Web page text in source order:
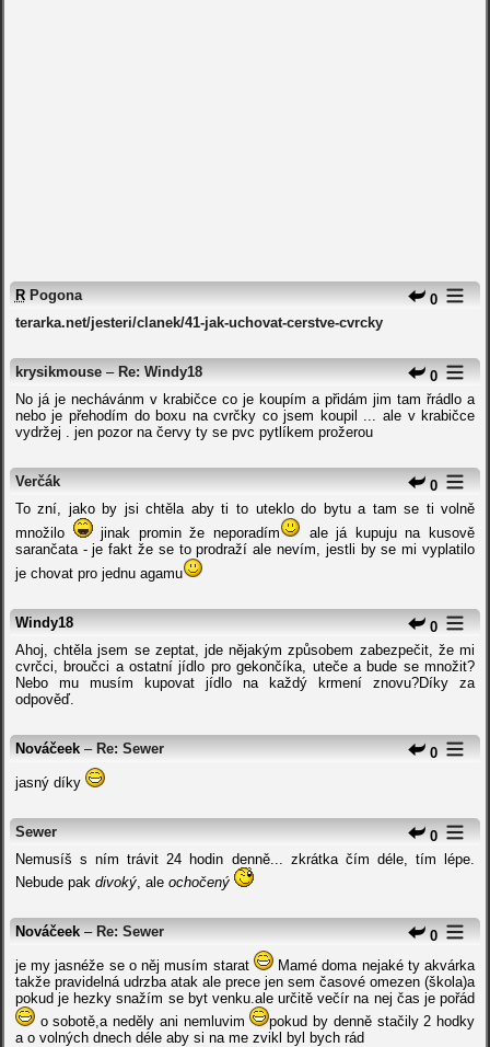
0
R Pogona
terarka.net/jesteri/clanek/41-jak-uchovat-cerstve-cvrcky
0
krysikmouse – Re: Windy18
No já je nechávánm v krabičce co je koupím a přidám jim tam řrádlo a
nebo je přehodím do boxu na cvrčky co jsem koupil ... ale v krabičce
vydržej . jen pozor na červy ty se pvc pytlíkem prožerou
0
Verčák
To zní, jako by jsi chtěla aby ti to uteklo do bytu a tam se ti volně
množilo
jinak promin že neporadím
ale já kupuju na kusově
sarančata - je fakt že se to prodraží ale nevím, jestli by se mi vyplatilo
je chovat pro jednu agamu
0
Windy18
Ahoj, chtěla jsem se zeptat, jde nějakým způsobem zabezpečit, že mi
cvrčci, broučci a ostatní jídlo pro gekončíka, uteče a bude se množit?
Nebo mu musím kupovat jídlo na každý krmení znovu?Díky za
odpověď.
0
Nováčeek– Re: Sewer
jasný díky
0
Sewer
Nemusíš s ním trávit 24 hodin denně... zkrátka čím déle, tím lépe.
Nebude pak divoký, ale ochočený
0
Nováčeek– Re: Sewer
je my jasnéže se o něj musím starat
Mamé doma nejaké ty akvárka
takže pravidelná udrzba atak ale prece jen sem časové omezen (škola)a
pokud je hezky snažím se byt venku.ale určitě večír na nej čas je pořád
o sobotě,a neděly ani nemluvim
pokud by denně stačily 2 hodky
a o volných dnech déle aby si na me zvikl byl bych rád